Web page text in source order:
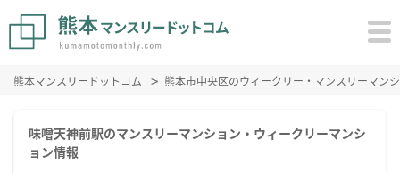
熊本マンスリードットコム 熊本市中央区のウィークリー・マンスリーマン
味噌天神前駅のマンスリーマンション・ウィークリーマンシ
ョン情報